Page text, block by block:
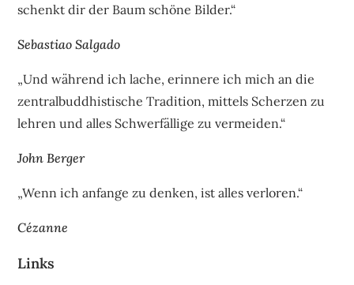
schenkt dir der Baum schöne Bilder.“
Sebastiao Salgado
„Und während ich lache, erinnere ich mich an die
zentralbuddhistische Tradition, mittels Scherzen zu
lehren und alles Schwerfällige zu vermeiden.“
John Berger
„Wenn ich anfange zu denken, ist alles verloren.“
Cézanne
Links